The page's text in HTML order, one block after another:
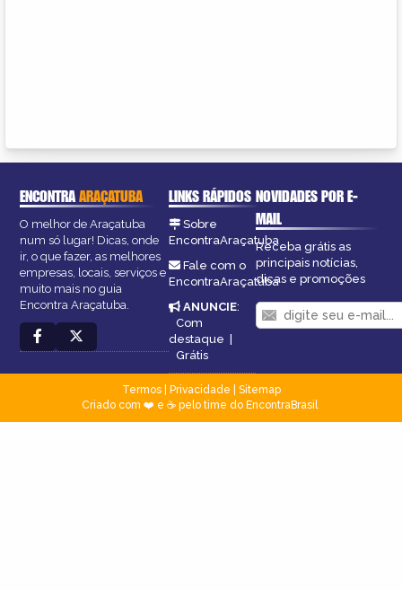
ENCONTRAARAÇATUBA
O melhor de Araçatuba
num só lugar! Dicas, onde
ir, o que fazer, as melhores
empresas, locais, serviços e
muito mais no guia
Encontra Araçatuba.
LINKS RÁPIDOS
Sobre
EncontraAraçatuba
Fale com o
EncontraAraçatuba
ANUNCIE:
Com
destaque |
Grátis
NOVIDADES POR E-
MAIL
Receba grátis as
principais notícias,
dicas e promoções
Termos| Privacidade
Sitemap
Criado com ❤️ e ☕ pelo time do EncontraBrasil